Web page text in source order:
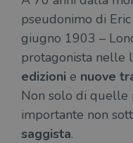
pseudonimo di
giugno 1903 –
protagonista nelle
edizioni e nuove
Non solo di quelle
importante non
saggista.